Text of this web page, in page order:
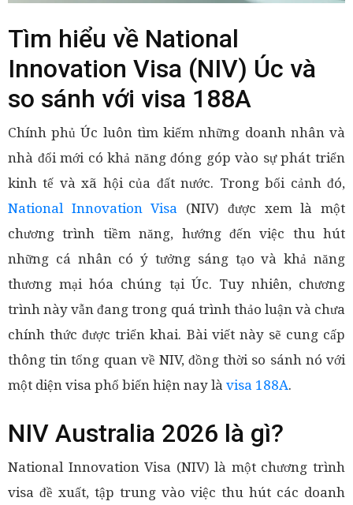
Tìm hiểu về National
Innovation Visa (NIV) Úc và
so sánh với visa 188A
Chính phủ Úc luôn tìm kiếm những doanh nhân và
nhà đổi mới có khả năng đóng góp vào sự phát triển
kinh tế và xã hội của đất nước. Trong bối cảnh đó,
National Innovation Visa (NIV) được xem là một
chương trình tiềm năng, hướng đến việc thu hút
những cá nhân có ý tưởng sáng tạo và khả năng
thương mại hóa chúng tại Úc. Tuy nhiên, chương
trình này vẫn đang trong quá trình thảo luận và chưa
chính thức được triển khai. Bài viết này sẽ cung cấp
thông tin tổng quan về NIV, đồng thời so sánh nó với
một diện visa phổ biến hiện nay là visa 188A.
NIV Australia 2026 là gì?
National Innovation Visa (NIV) là một chương trình
visa đề xuất, tập trung vào việc thu hút các doanh